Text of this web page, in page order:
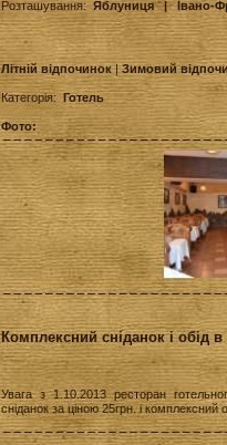
Розташування: Яблуниця | Івано-
Літній відпочинок|Зимовий
Категорія:Готель
Фото:
Комплексний сніданок і обід
Увага з 1.10.2013 ресторан
сніданок за ціною 25грн. і